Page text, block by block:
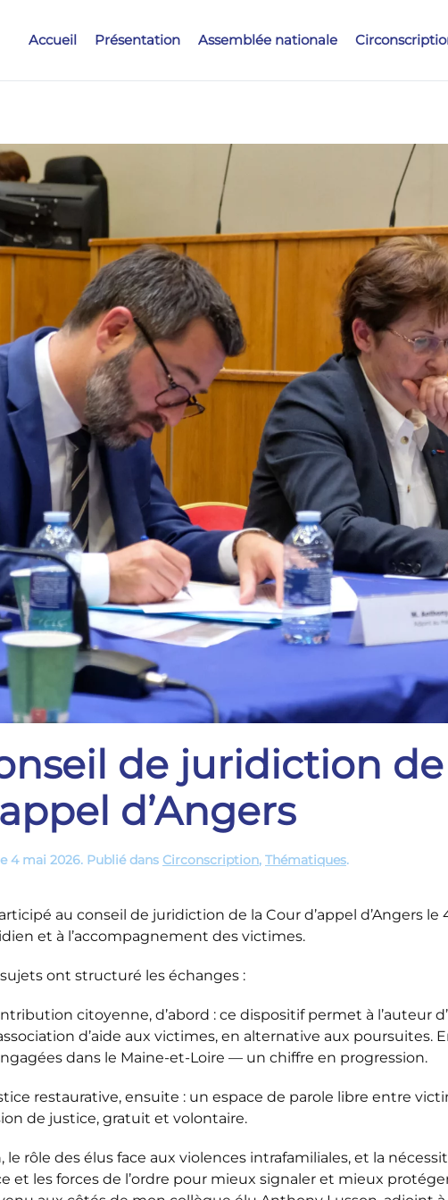
Accueil Présentation Assemblée nationale
de juridiction
d’Angers
4 mai 2026. Publié dans Circonscription, Thématiques.
au conseil de juridiction de la Cour d’appel d’Angers
et à l’accompagnement des victimes.
ont structuré les échanges :
citoyenne, d’abord : ce dispositif permet à l’auteur
d’aide aux victimes, en alternative aux poursuites.
dans le Maine-et-Loire — un chiffre en progression.
restaurative, ensuite : un espace de parole libre entre
de justice, gratuit et volontaire.
le rôle des élus face aux violences intrafamiliales, et la
et les forces de l’ordre pour mieux signaler et mieux